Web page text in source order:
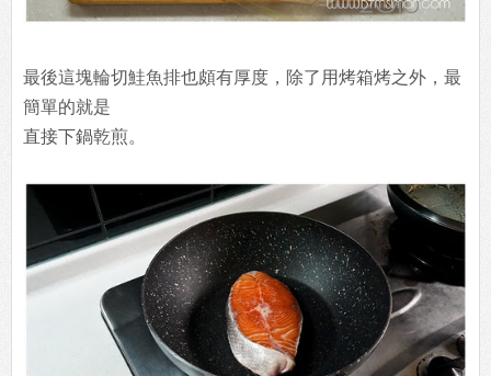
最後這塊輪切鮭魚排也頗有厚度，除了用烤箱烤之外，最
簡單的就是
直接下鍋乾煎。